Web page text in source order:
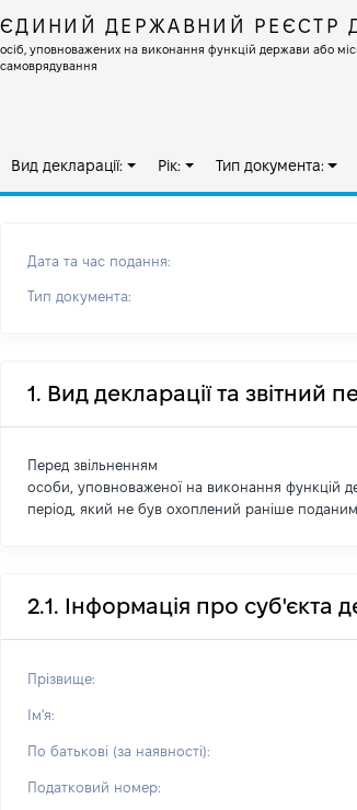
ЄДИНИЙ ДЕРЖАВНИЙ РЕЄСТР
осіб, уповноважених на виконання функцій держави або
самоврядування
Вид декларації: Рік: Тип документа:
Дата та час подання:
Тип документа:
1. Вид декларації та звітний
Перед звільненням
особи, уповноваженої на виконання функцій
період, який не був охоплений раніше
2.1. Інформація про суб'єкта
Прізвище:
Ім'я:
По батькові (за наявності):
Податковий номер: